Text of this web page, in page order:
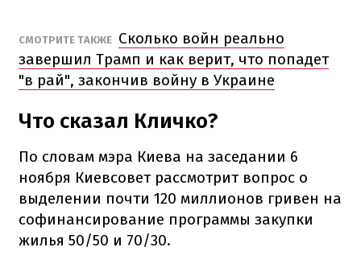
СМОТРИТЕ ТАКЖЕ Сколько войн реально
завершил Трамп и как верит, что попадет
"в рай", закончив войну в Украине
Что сказал Кличко?
По словам мэра Киева на заседании 6
ноября Киевсовет рассмотрит вопрос о
выделении почти 120 миллионов гривен на
софинансирование программы закупки
жилья 50/50 и 70/30.